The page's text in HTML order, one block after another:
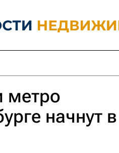
метро
начнут в